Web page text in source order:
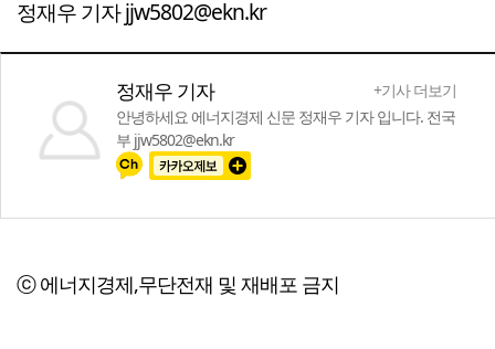
정재우 기자 jjw5802@ekn.kr
정재우 기자
+기사 더보기
안녕하세요 에너지경제 신문 정재우 기자 입니다. 전국
부 jjw5802@ekn.kr
ⓒ 에너지경제,무단전재 및 재배포 금지